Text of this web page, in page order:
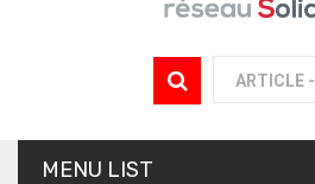
ARTICLE -
MENU LIST